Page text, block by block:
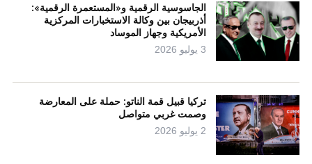
الجاسوسية الرقمية و«المستعمرة الرقمية»:
أذربيجان بين وكالة الاستخبارات المركزية
الأمريكية وجهاز الموساد
3 يوليو 2026
تركيا قبيل قمة الناتو: حملة على المعارضة
وصمت غربي متواصل
2 يوليو 2026